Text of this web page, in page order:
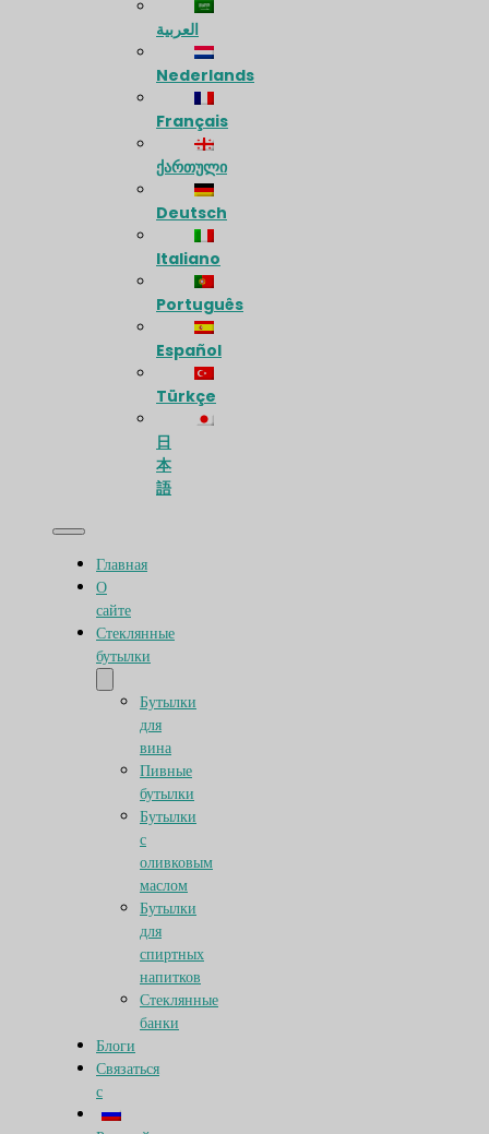
العربية
Nederlands
Français
ქართული
Deutsch
Italiano
Português
Español
Türkçe
日
本
語
Главная
О
сайте
Стеклянные
бутылки
Бутылки
для
вина
Пивные
бутылки
Бутылки
с
оливковым
маслом
Бутылки
для
спиртных
напитков
Стеклянные
банки
Блоги
Связаться
с